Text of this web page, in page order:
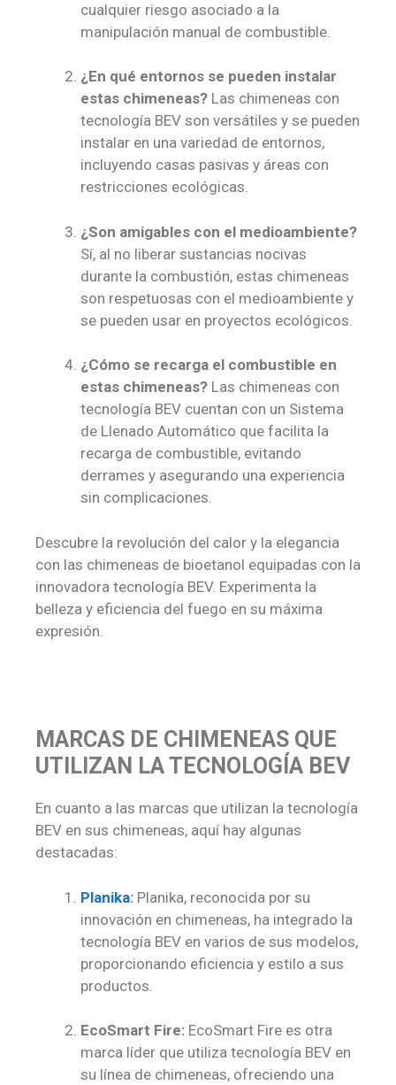
cualquier riesgo asociado a la
manipulación manual de combustible.
¿En qué entornos se pueden instalar
estas chimeneas? Las chimeneas con
tecnología BEV son versátiles y se pueden
instalar en una variedad de entornos,
incluyendo casas pasivas y áreas con
restricciones ecológicas.
¿Son amigables con el medioambiente?
Sí, al no liberar sustancias nocivas
durante la combustión, estas chimeneas
son respetuosas con el medioambiente y
se pueden usar en proyectos ecológicos.
¿Cómo se recarga el combustible en
estas chimeneas? Las chimeneas con
tecnología BEV cuentan con un Sistema
de Llenado Automático que facilita la
recarga de combustible, evitando
derrames y asegurando una experiencia
sin complicaciones.
Descubre la revolución del calor y la elegancia
con las chimeneas de bioetanol equipadas con la
innovadora tecnología BEV. Experimenta la
belleza y eficiencia del fuego en su máxima
expresión.
MARCAS DE CHIMENEAS QUE
UTILIZAN LA TECNOLOGÍA BEV
En cuanto a las marcas que utilizan la tecnología
BEV en sus chimeneas, aquí hay algunas
destacadas:
Planika: Planika, reconocida por su
innovación en chimeneas, ha integrado la
tecnología BEV en varios de sus modelos,
proporcionando eficiencia y estilo a sus
productos.
EcoSmart Fire: EcoSmart Fire es otra
marca líder que utiliza tecnología BEV en
su línea de chimeneas, ofreciendo una